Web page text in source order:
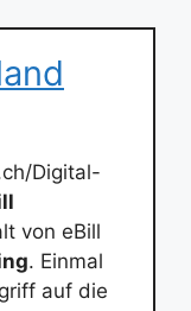
Digital-
von eBill
. Einmal
auf die